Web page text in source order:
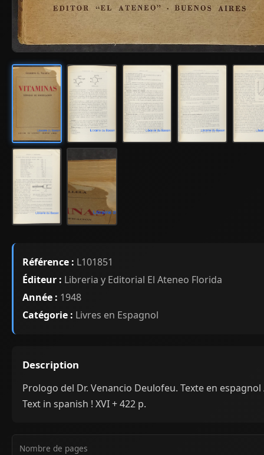
Référence : L101851
Éditeur : Libreria y Editorial El Ateneo Florida
Année : 1948
Catégorie : Livres en Espagnol
Description
Prologo del Dr. Venancio Deulofeu. Texte en espagnol
Text in spanish ! XVI + 422 p.
Nombre de pages